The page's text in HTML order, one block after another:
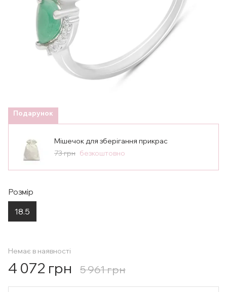
Подарунок
Мішечок для зберігання прикрас
73 грн безкоштовно
Розмір
18.5
Немає в наявності
4 072 грн 5 961 грн